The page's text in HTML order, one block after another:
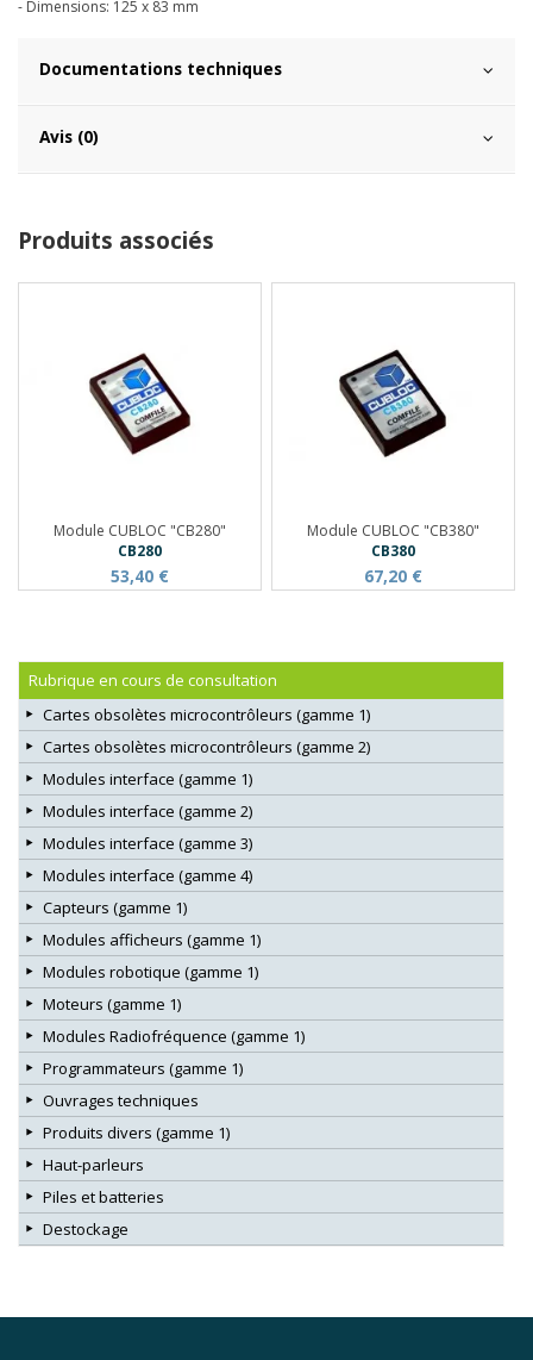
- Dimensions: 125 x 83 mm
Documentations techniques
Avis (0)
Produits associés
Module CUBLOC "CB280"
CB280
53,40 €
Module CUBLOC "CB380"
CB380
67,20 €
Rubrique en cours de consultation
Cartes obsolètes microcontrôleurs (gamme 1)
Cartes obsolètes microcontrôleurs (gamme 2)
Modules interface (gamme 1)
Modules interface (gamme 2)
Modules interface (gamme 3)
Modules interface (gamme 4)
Capteurs (gamme 1)
Modules afficheurs (gamme 1)
Modules robotique (gamme 1)
Moteurs (gamme 1)
Modules Radiofréquence (gamme 1)
Programmateurs (gamme 1)
Ouvrages techniques
Produits divers (gamme 1)
Haut-parleurs
Piles et batteries
Destockage